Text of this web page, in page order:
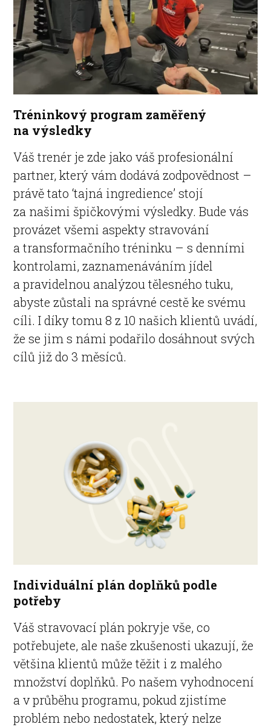
Tréninkový program zaměřený
na výsledky
Váš trenér je zde jako váš profesionální
partner, který vám dodává zodpovědnost –
právě tato ‘tajná ingredience’ stojí
za našimi špičkovými výsledky. Bude vás
provázet všemi aspekty stravování
a transformačního tréninku – s denními
kontrolami, zaznamenáváním jídel
a pravidelnou analýzou tělesného tuku,
abyste zůstali na správné cestě ke svému
cíli. I díky tomu 8 z 10 našich klientů uvádí,
že se jim s námi podařilo dosáhnout svých
cílů již do 3 měsíců.
Individuální plán doplňků podle
potřeby
Váš stravovací plán pokryje vše, co
potřebujete, ale naše zkušenosti ukazují, že
většina klientů může těžit i z malého
množství doplňků. Po našem vyhodnocení
a v průběhu programu, pokud zjistíme
problém nebo nedostatek, který nelze